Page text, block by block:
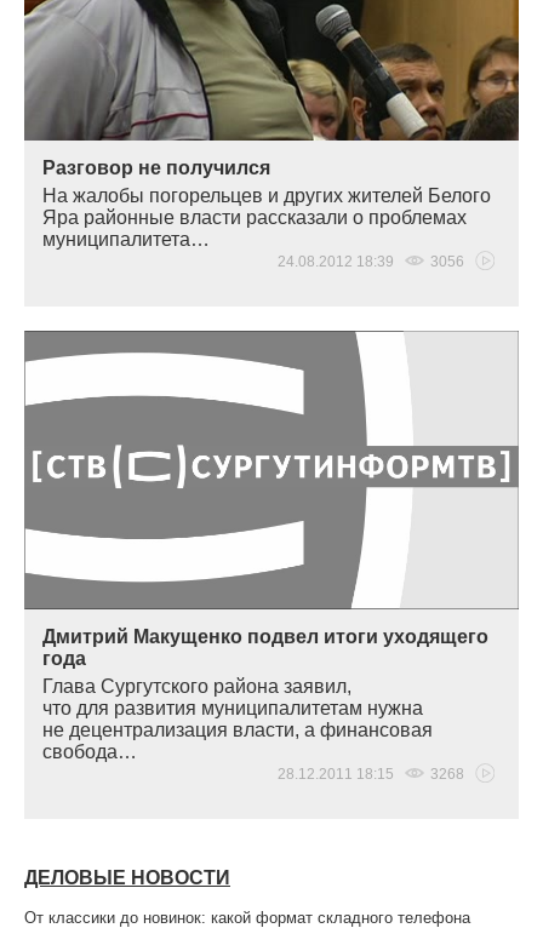
Разговор не получился
На жалобы погорельцев и других жителей Белого
Яра районные власти рассказали о проблемах
муниципалитета…
24.08.2012 18:39 3056
Дмитрий Макущенко подвел итоги уходящего
года
Глава Сургутского района заявил,
что для развития муниципалитетам нужна
не децентрализация власти, а финансовая
свобода…
28.12.2011 18:15 3268
ДЕЛОВЫЕ НОВОСТИ
От классики до новинок: какой формат складного телефона